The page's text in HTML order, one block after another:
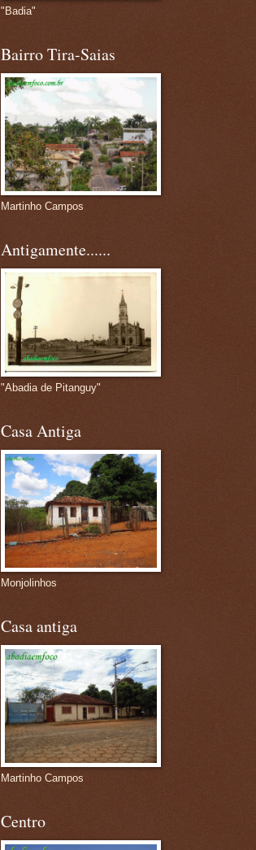
"Badia"
Bairro Tira-Saias
Martinho Campos
Antigamente......
"Abadia de Pitanguy"
Casa Antiga
Monjolinhos
Casa antiga
Martinho Campos
Centro